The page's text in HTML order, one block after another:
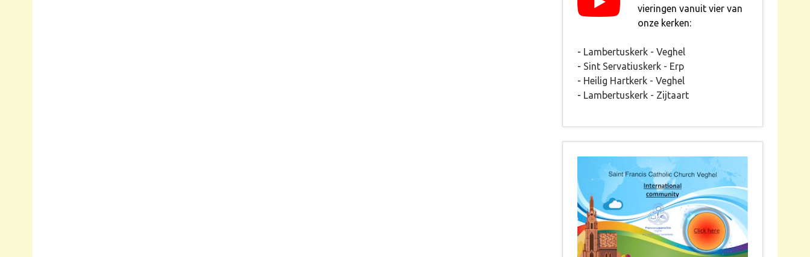
vieringen vanuit vier van
onze kerken:
- Lambertuskerk - Veghel
- Sint Servatiuskerk - Erp
- Heilig Hartkerk - Veghel
- Lambertuskerk - Zijtaart